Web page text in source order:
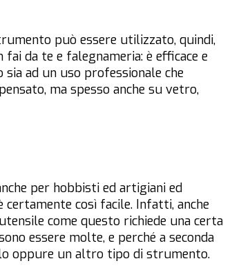
può essere utilizzato, quindi,
da te e falegnameria: è efficace e
ad un uso professionale che
ma spesso anche su vetro,
per hobbisti ed artigiani ed
certamente così facile. Infatti, anche
come questo richiede una certa
essere molte, e perché a seconda
oppure un altro tipo di strumento.